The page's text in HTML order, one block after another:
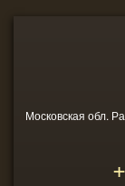
Московская обл.